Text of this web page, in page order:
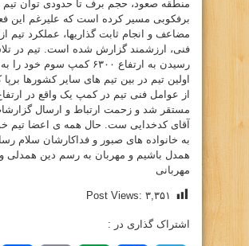
منطقه صعود، حجم برف تا حدودی توان
برفکوبی مسیر کرده است که علیرغم این
مضاعف و انجام ثابت گذاریها، عملکرد تیم
فنی، ارزشمند گزارش شده است. تیم در
رسیدن به ارتفاع ۶۳۰۰ کمپ سوم خود
اولین تیم در بین تیم های سایر کشورها
مستقر شد و زحمت ارتباط و ارسال
آقای کدخدایی ست. حال همه ی اعضا تیم
به خانواده های صبور و فداکارشان سلام
همدل باشیم و مهربان به رسم دین همدلی و
مهربانی
Post Views: ۳,۳۵۱
اشتراک گذاری در :